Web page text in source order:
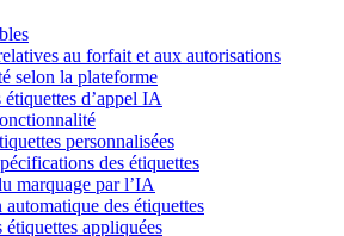
au forfait et aux autorisations
selon la plateforme
d’appel IA
personnalisées
des étiquettes
marquage par l’IA
des étiquettes
étiquettes appliquées